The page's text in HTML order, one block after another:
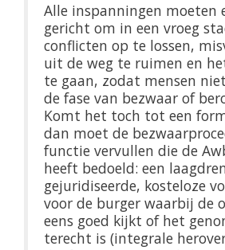
Alle inspanningen moeten
gericht om in een vroeg
conflicten op te lossen,
uit de weg te ruimen en
te gaan, zodat mensen
de fase van bezwaar of
Komt het toch tot een
dan moet de
functie vervullen die de
heeft bedoeld: een
gejuridiseerde, kosteloze
voor de burger waarbij de
eens goed kijkt of het
terecht is (integrale